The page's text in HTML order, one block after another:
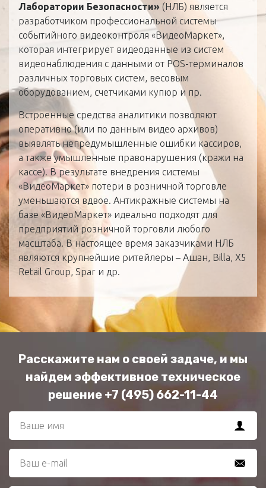
Лаборатории Безопасности» (НЛБ) является
разработчиком профессиональной системы
событийного видеоконтроля «ВидеоМаркет»,
которая интегрирует видеоданные из систем
видеонаблюдения с данными от POS-терминалов
различных торговых систем, весовым
оборудованием, счетчиками купюр и пр.
Встроенные средства аналитики позволяют
оперативно (или по данным видео архивов)
выявлять непредумышленные ошибки кассиров,
а также умышленные правонарушения (кражи на
кассе). В результате внедрения системы
«ВидеоМаркет» потери в розничной торговле
уменьшаются вдвое. Антикражные системы на
базе «ВидеоМаркет» идеально подходят для
предприятий розничной торговли любого
масштаба. В настоящее время заказчиками НЛБ
являются крупнейшие ритейлеры – Ашан, Billa, X5
Retail Group, Spar и др.
Расскажите нам о своей задаче, и мы
найдем эффективное техническое
решение +7 (495) 662-11-44